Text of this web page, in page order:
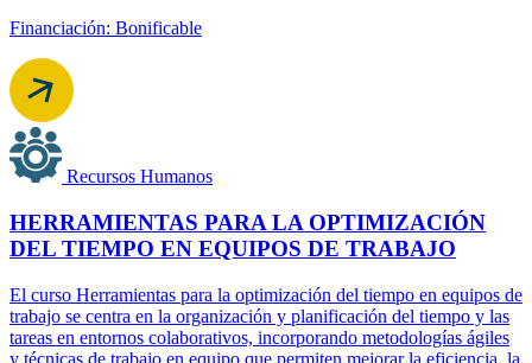
Financiación: Bonificable
Recursos Humanos
HERRAMIENTAS PARA LA OPTIMIZACIÓN
DEL TIEMPO EN EQUIPOS DE TRABAJO
El curso Herramientas para la optimización del tiempo en equipos de
trabajo se centra en la organización y planificación del tiempo y las
tareas en entornos colaborativos, incorporando metodologías ágiles
y técnicas de trabajo en equipo que permiten mejorar la eficiencia, la